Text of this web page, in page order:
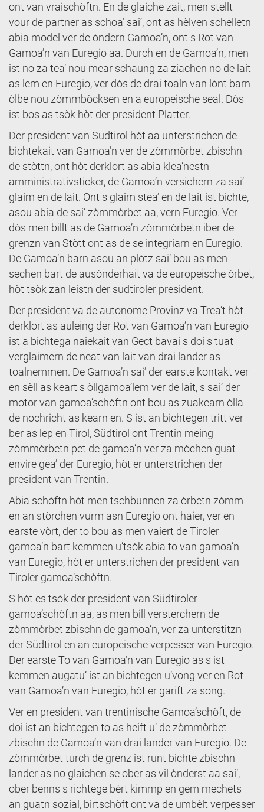
ont van vraischòftn. En de glaiche zait, men stellt
vour de partner as schoa’ sai’, ont as hèlven schelletn
abia model ver de òndern Gamoa’n, ont s Rot van
Gamoa’n van Euregio aa. Durch en de Gamoa’n, men
ist no za tea’ nou mear schaung za ziachen no de lait
as lem en Euregio, ver dòs de drai toaln van lònt barn
òlbe nou zòmmbòcksen en a europeische seal. Dòs
ist bos as tsòk hòt der president Platter.
Der president van Sudtirol hòt aa unterstrichen de
bichtekait van Gamoa’n ver de zòmmòrbet zbischn
de stòttn, ont hòt derklort as abia klea’nestn
amministrativsticker, de Gamoa’n versichern za sai’
glaim en de lait. Ont s glaim stea’ en de lait ist bichte,
asou abia de sai’ zòmmòrbet aa, vern Euregio. Ver
dòs men billt as de Gamoa’n zòmmòrbetn iber de
grenzn van Stòtt ont as de se integriarn en Euregio.
De Gamoa’n barn asou an plòtz sai’ bou as men
sechen bart de ausònderhait va de europeische òrbet,
hòt tsòk zan leistn der sudtiroler president.
Der president va de autonome Provinz va Trea’t hòt
derklort as auleing der Rot van Gamoa’n van Euregio
ist a bichtega naiekait van Gect bavai s doi s tuat
verglaimern de neat van lait van drai lander as
toalnemmen. De Gamoa’n sai’ der earste kontakt ver
en sèll as keart s òllgamoa’lem ver de lait, s sai’ der
motor van gamoa’schòftn ont bou as zuakearn òlla
de nochricht as kearn en. S ist an bichtegen tritt ver
ber as lep en Tirol, Südtirol ont Trentin meing
zòmmòrbetn pet de gamoa’n ver za mòchen guat
envire gea’ der Euregio, hòt er unterstrichen der
president van Trentin.
Abia schòftn hòt men tschbunnen za òrbetn zòmm
en an stòrchen vurm asn Euregio ont haier, ver en
earste vòrt, der to bou as men vaiert de Tiroler
gamoa’n bart kemmen u’tsòk abia to van gamoa’n
van Euregio, hòt er unterstrichen der president van
Tiroler gamoa’schòftn.
S hòt es tsòk der president van Südtiroler
gamoa’schòftn aa, as men bill versterchern de
zòmmòrbet zbischn de gamoa’n, ver za unterstitzn
der Südtirol en an europeische verpesser van Euregio.
Der earste To van Gamoa’n van Euregio as s ist
kemmen augatu’ ist an bichtegen u’vong ver en Rot
van Gamoa’n van Euregio, hòt er garift za song.
Ver en president van trentinische Gamoa’schòft, de
doi ist an bichtegen to as heift u’ de zòmmòrbet
zbischn de Gamoa’n van drai lander van Euregio. De
zòmmòrbet turch de grenz ist runt bichte zbischn
lander as no glaichen se ober as vil ònderst aa sai’,
ober benns s richtege bèrt kimmp en gem mechets
an guatn sozial, birtschòft ont va de umbèlt verpesser